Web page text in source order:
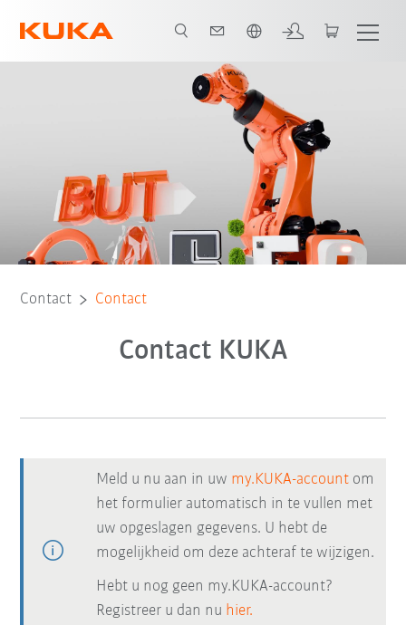
Contact Contact
Contact KUKA
Meld u nu aan in uw my.KUKA-account om
het formulier automatisch in te vullen met
uw opgeslagen gegevens. U hebt de
mogelijkheid om deze achteraf te wijzigen.
Hebt u nog geen my.KUKA-account?
Registreer u dan nu hier.